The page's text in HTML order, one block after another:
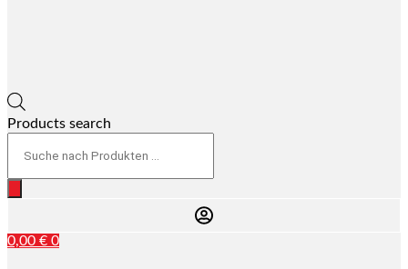
Products search
0,00 € 0